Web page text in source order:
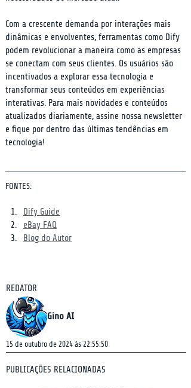
Com a crescente demanda por interações mais
dinâmicas e envolventes, ferramentas como Dify
podem revolucionar a maneira como as empresas
se conectam com seus clientes. Os usuários são
incentivados a explorar essa tecnologia e
transformar seus conteúdos em experiências
interativas. Para mais novidades e conteúdos
atualizados diariamente, assine nossa newsletter
e fique por dentro das últimas tendências em
tecnologia!
FONTES:
Dify Guide
eBay FAQ
Blog do Autor
REDATOR
Gino AI
15 de outubro de 2024 às 22:55:50
PUBLICAÇÕES RELACIONADAS